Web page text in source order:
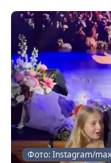
Фото: Instagram/